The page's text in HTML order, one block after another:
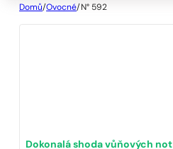
Domů/Ovocné/ N° 592
Dokonalá shoda vůňových not